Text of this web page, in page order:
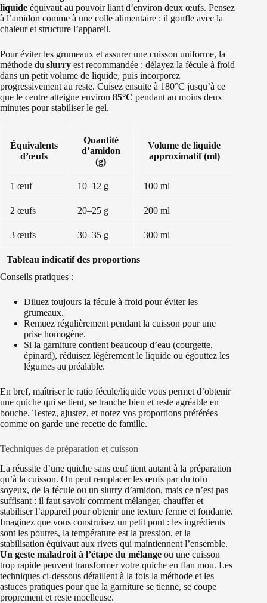
liquide équivaut au pouvoir liant d’environ deux œufs. Pensez
à l’amidon comme à une colle alimentaire : il gonfle avec la
chaleur et structure l’appareil.
Pour éviter les grumeaux et assurer une cuisson uniforme, la
méthode du slurry est recommandée : délayez la fécule à froid
dans un petit volume de liquide, puis incorporez
progressivement au reste. Cuisez ensuite à 180°C jusqu’à ce
que le centre atteigne environ 85°C pendant au moins deux
minutes pour stabiliser le gel.
Tableau indicatif des proportions
Équivalents
d’œufs
Quantité
d’amidon
(g)
Volume de liquide
approximatif (ml)
1 œuf 10–12 g 100 ml
2 œufs 20–25 g 200 ml
3 œufs 30–35 g 300 ml
Conseils pratiques :
Diluez toujours la fécule à froid pour éviter les
grumeaux.
Remuez régulièrement pendant la cuisson pour une
prise homogène.
Si la garniture contient beaucoup d’eau (courgette,
épinard), réduisez légèrement le liquide ou égouttez les
légumes au préalable.
En bref, maîtriser le ratio fécule/liquide vous permet d’obtenir
une quiche qui se tient, se tranche bien et reste agréable en
bouche. Testez, ajustez, et notez vos proportions préférées
comme on garde une recette de famille.
Techniques de préparation et cuisson
La réussite d’une quiche sans œuf tient autant à la préparation
qu’à la cuisson. On peut remplacer les œufs par du tofu
soyeux, de la fécule ou un slurry d’amidon, mais ce n’est pas
suffisant : il faut savoir comment mélanger, chauffer et
stabiliser l’appareil pour obtenir une texture ferme et fondante.
Imaginez que vous construisez un petit pont : les ingrédients
sont les poutres, la température est la pression, et la
stabilisation équivaut aux rivets qui maintiennent l’ensemble.
Un geste maladroit à l’étape du mélange ou une cuisson
trop rapide peuvent transformer votre quiche en flan mou. Les
techniques ci‑dessous détaillent à la fois la méthode et les
astuces pratiques pour que la garniture se tienne, se coupe
proprement et reste moelleuse.